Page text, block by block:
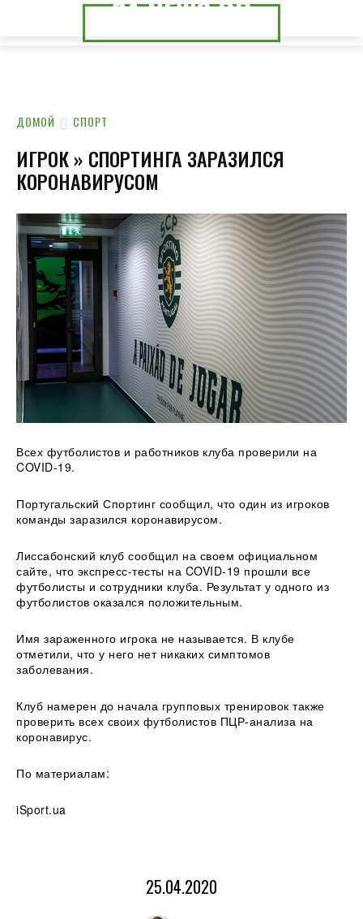
24.NEWS.CK
24.NEWS.DP
ДОМОЙ СПОРТ
ИГРОК » СПОРТИНГА ЗАРАЗИЛСЯ
КОРОНАВИРУСОМ
Всех футболистов и работников клуба проверили на
COVID-19.
Португальский Спортинг сообщил, что один из игроков
команды заразился коронавирусом.
Лиссабонский клуб сообщил на своем официальном
сайте, что экспресс-тесты на COVID-19 прошли все
футболисты и сотрудники клуба. Результат у одного из
футболистов оказался положительным.
Имя зараженного игрока не называется. В клубе
отметили, что у него нет никаких симптомов
заболевания.
Клуб намерен до начала групповых тренировок также
проверить всех своих футболистов ПЦР-анализа на
коронавирус.
По материалам:
iSport.ua
25.04.2020